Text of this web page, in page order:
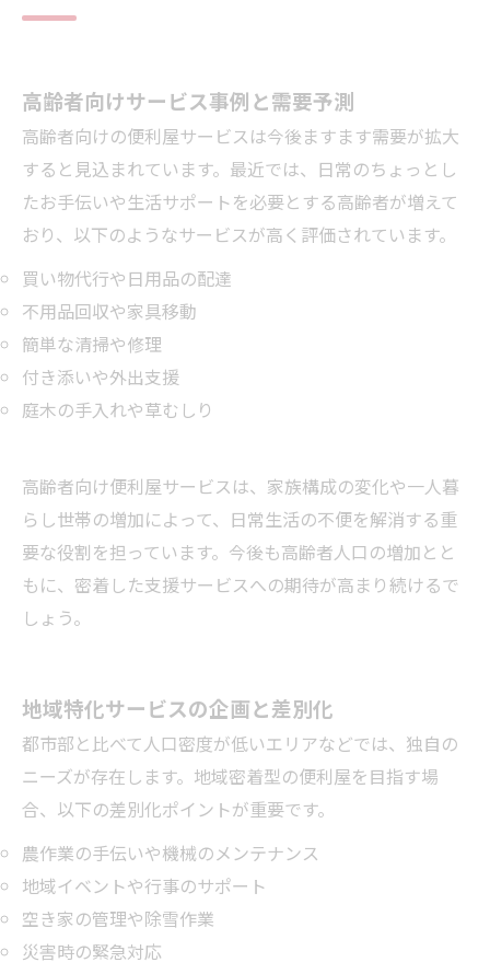
高齢者向けサービス事例と需要予測
高齢者向けの便利屋サービスは今後ますます需要が拡大
すると見込まれています。最近では、日常のちょっとし
たお手伝いや生活サポートを必要とする高齢者が増えて
おり、以下のようなサービスが高く評価されています。
買い物代行や日用品の配達
不用品回収や家具移動
簡単な清掃や修理
付き添いや外出支援
庭木の手入れや草むしり
高齢者向け便利屋サービスは、家族構成の変化や一人暮
らし世帯の増加によって、日常生活の不便を解消する重
要な役割を担っています。今後も高齢者人口の増加とと
もに、密着した支援サービスへの期待が高まり続けるで
しょう。
地域特化サービスの企画と差別化
都市部と比べて人口密度が低いエリアなどでは、独自の
ニーズが存在します。地域密着型の便利屋を目指す場
合、以下の差別化ポイントが重要です。
農作業の手伝いや機械のメンテナンス
地域イベントや行事のサポート
空き家の管理や除雪作業
災害時の緊急対応